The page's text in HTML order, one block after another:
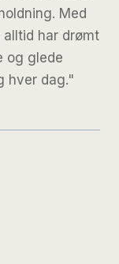
Med
har drømt
og glede
hver dag."